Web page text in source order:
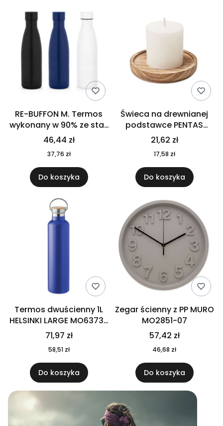
RE-BUFFON M. Termos
wykonany w 90% ze stali
nierdzewnej
pochodzącej z
recyklingu 520 ml 94294
46,44 zł
37,76 zł
Do koszyka
Świeca na drewnianej
podstawce PENTAS
MO6282-40
21,62 zł
17,58 zł
Do koszyka
Termos dwuścienny 1L
HELSINKI LARGE MO6373-
04
71,97 zł
58,51 zł
Do koszyka
Zegar ścienny z PP MURO
MO2851-07
57,42 zł
46,68 zł
Do koszyka